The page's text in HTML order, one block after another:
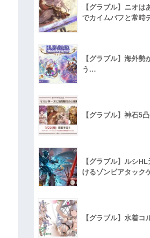
【グラブル】ニオ
でカイムバフと常時
【グラブル】海外
う…
【グラブル】神石5
【グラブル】ルシ
けるゾンビアタック
【グラブル】水着